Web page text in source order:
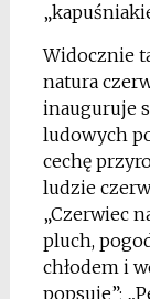
Widocznie
natura
inauguruje
ludowych
cechę
ludzie
„Czerwiec
pluch,
chłodem i
popsuje”;